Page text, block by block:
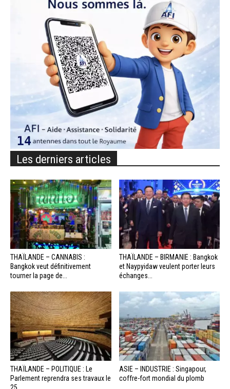
Les derniers articles
THAÏLANDE – CANNABIS :
Bangkok veut définitivement
tourner la page de...
THAÏLANDE – BIRMANIE : Bangkok
et Naypyidaw veulent porter leurs
échanges...
THAÏLANDE – POLITIQUE : Le
Parlement reprendra ses travaux le
ASIE – INDUSTRIE : Singapour,
coffre-fort mondial du plomb